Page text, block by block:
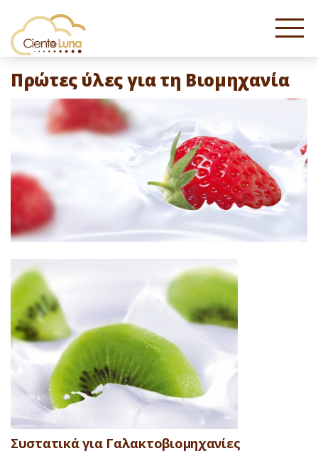
Πρώτες ύλες για τη Βιομηχανία
Συστατικά για Γαλακτοβιομηχανίες